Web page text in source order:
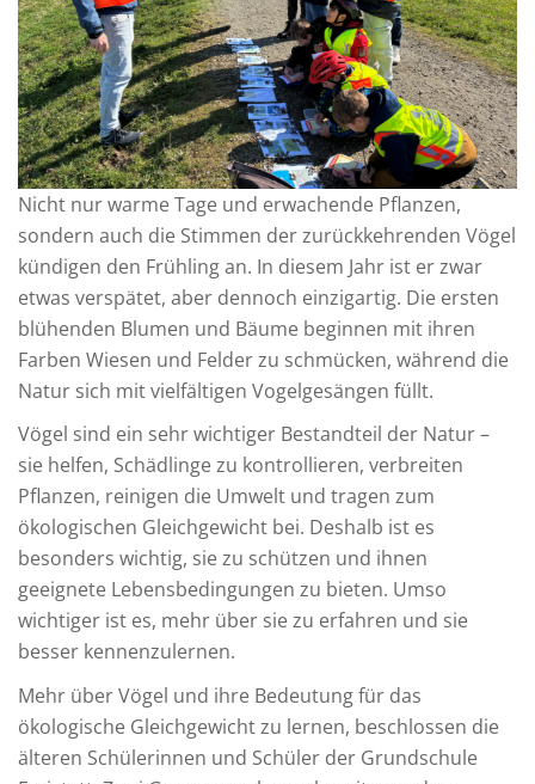
Nicht nur warme Tage und erwachende Pflanzen,
sondern auch die Stimmen der zurückkehrenden Vögel
kündigen den Frühling an. In diesem Jahr ist er zwar
etwas verspätet, aber dennoch einzigartig. Die ersten
blühenden Blumen und Bäume beginnen mit ihren
Farben Wiesen und Felder zu schmücken, während die
Natur sich mit vielfältigen Vogelgesängen füllt.
Vögel sind ein sehr wichtiger Bestandteil der Natur –
sie helfen, Schädlinge zu kontrollieren, verbreiten
Pflanzen, reinigen die Umwelt und tragen zum
ökologischen Gleichgewicht bei. Deshalb ist es
besonders wichtig, sie zu schützen und ihnen
geeignete Lebensbedingungen zu bieten. Umso
wichtiger ist es, mehr über sie zu erfahren und sie
besser kennenzulernen.
Mehr über Vögel und ihre Bedeutung für das
ökologische Gleichgewicht zu lernen, beschlossen die
älteren Schülerinnen und Schüler der Grundschule